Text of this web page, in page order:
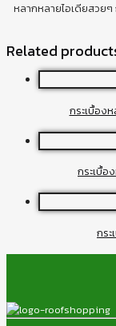
หลากหลายไอเดียสวยๆ
Related
กระเบื้อง
กระเบื้อ
กร